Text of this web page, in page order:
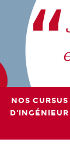
NOS CURSUS
D'INGÉNIEUR